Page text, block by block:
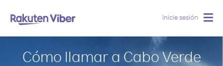
Inicie sesión
Cómo llamar a Cabo Verde